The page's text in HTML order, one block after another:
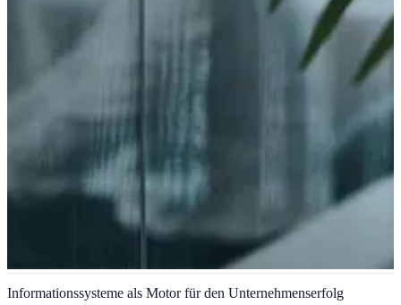
Informationssysteme-Management
Informationssysteme als Motor für den Unternehmenserfolg